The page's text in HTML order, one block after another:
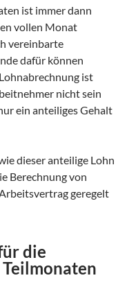
ist immer dann
vollen Monat
vereinbarte
dafür können
ist
nicht sein
ein anteiliges Gehalt
dieser anteilige Lohn
Berechnung von
geregelt
die